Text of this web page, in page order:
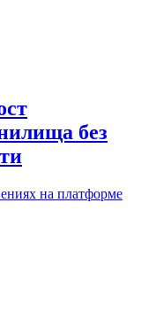
без
на платформе